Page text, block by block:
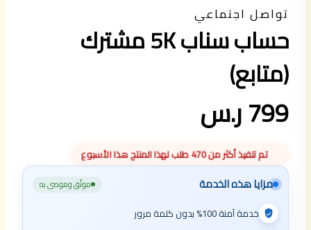
تواصل اجتماعي
حساب سناب 5K مشترك
(متابع)
799 ر.س
تم تنفيذ أكثر من 470 طلب لهذا المنتج هذا الأسبوع
مزايا هذه الخدمة موثّق وموصى به
خدمة آمنة 100% بدون كلمة مرور